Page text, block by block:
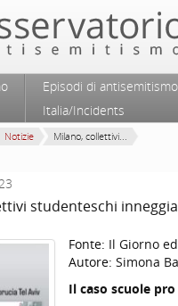
principale
secondario
Episodi di
Italia/Incidents
Notizie Milano, collettivi...
studenteschi
Fonte: Il Giorno
Autore: Simona
Il caso scuole